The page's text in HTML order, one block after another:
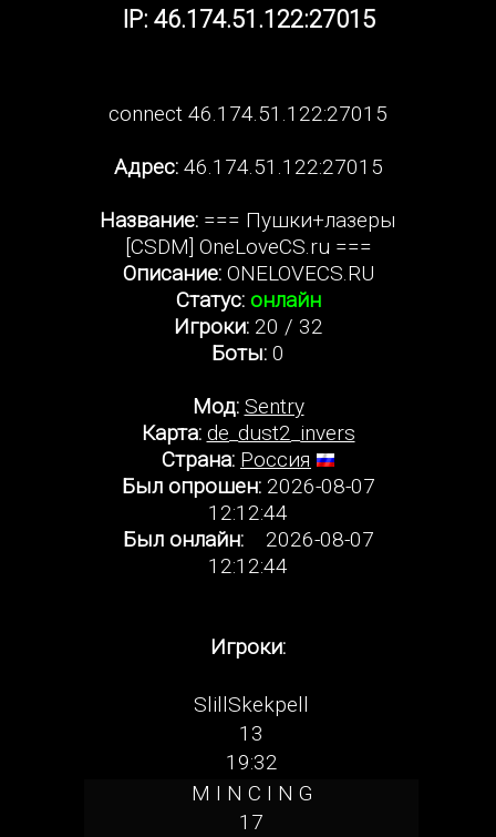
IP: 46.174.51.122:27015
connect 46.174.51.122:27015
Адрес: 46.174.51.122:27015
Название: === Пушки+лазеры
[CSDM] OneLoveCS.ru ===
Описание:ONELOVECS.RU
Статус: онлайн
Игроки:20 / 32
Боты: 0
Мод: Sentry
Карта: de_dust2_invers
Страна: Россия
Был опрошен:2026-08-07
12:12:44
Был онлайн:2026-08-07
12:12:44
Игроки:
SlillSkekpell
13
19:32
M I N C I N G
17